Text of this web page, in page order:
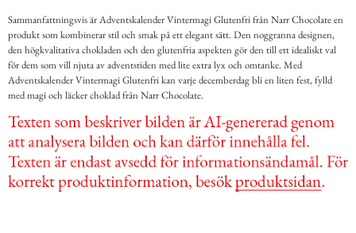
Sammanfattningsvis är Adventskalender Vintermagi Glutenfri från Narr Chocolate en
produkt som kombinerar stil och smak på ett elegant sätt. Den noggranna designen,
den högkvalitativa chokladen och den glutenfria aspekten gör den till ett idealiskt val
för dem som vill njuta av adventstiden med lite extra lyx och omtanke. Med
Adventskalender Vintermagi Glutenfri kan varje decemberdag bli en liten fest, fylld
med magi och läcker choklad från Narr Chocolate.